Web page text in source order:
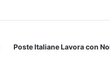
Poste Italiane Lavora con